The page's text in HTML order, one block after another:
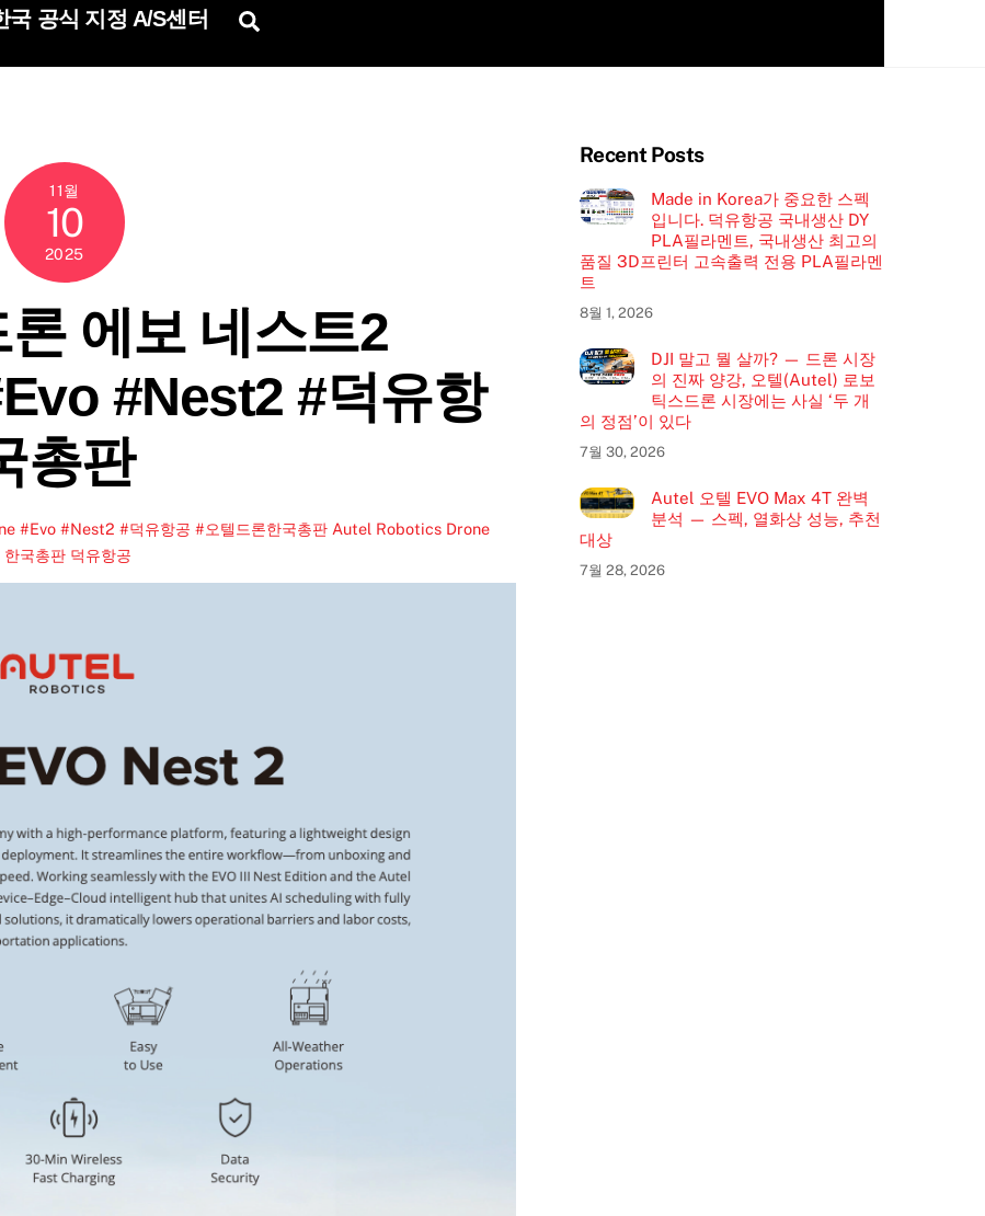
공식 지정 A/S센터
11월
10
2025
에보 네스트2
#Nest2 #덕유항
총판
#Evo #Nest2 #덕유항공 #오텔드론한국총판 Autel Robotics Drone
한국총판 덕유항공
Recent Posts
Made in Korea가 중요한 스펙
입니다. 덕유항공 국내생산 DY
PLA필라멘트, 국내생산 최고의
품질 3D프린터 고속출력 전용 PLA필라멘
트
8월 1, 2026
DJI 말고 뭘 살까? — 드론 시장
의 진짜 양강, 오텔(Autel) 로보
틱스드론 시장에는 사실 ‘두 개
의 정점’이 있다
7월 30, 2026
Autel 오텔 EVO Max 4T 완벽
분석 — 스펙, 열화상 성능, 추천
대상
7월 28, 2026